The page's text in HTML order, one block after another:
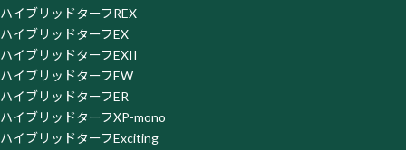
お、オプトアウトがなされた場合は、当社がウェブサイト上で
提供するサービスの一部を利用できなくなる場合がございま
すので、ご了承ください。
オプトアウトページ
ハイブリッドターフREX
ハイブリッドターフEX
ハイブリッドターフEXII
ハイブリッドターフEW
ハイブリッドターフER
ハイブリッドターフXP-mono
ハイブリッドターフExciting